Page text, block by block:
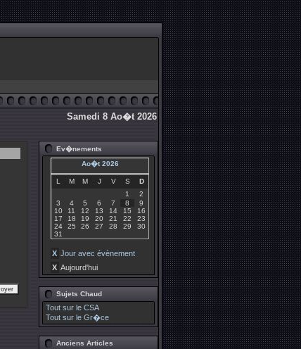
Samedi 8 Ao�t 2026
Ev�nements
Ao�t 2026
L M M J V S
D
1
2
3
4 5 6 7 8
9
10
11 12 13 14 15
16
17
18 19 20 21 22
23
24
25 26 27 28 29
30
31
X Jour avec évènement
X Aujourd'hui
Sujets Chaud
Tout sur le CSA
Tout sur le Gr�ce
Anciens Articles